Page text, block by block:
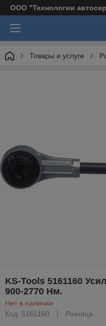
ООО "Технологии
Товары и услуги
KS-Tools 5161160
900-2770 Нм.
Нет в наличии
Код: 5161160
Розница